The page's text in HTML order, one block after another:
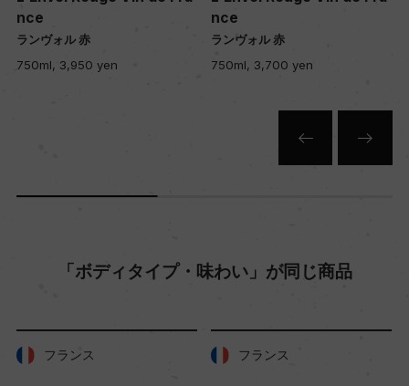
8hl/ha
樹齢
粘土、石灰岩
品質分類・原産地呼称
格付
nce
ランヴォル 赤
750ml, 3,950 yen
nce
ランヴォル 赤
750ml, 3,700 yen
「ボディタイプ・味わい」が同じ商品
フランス フランス